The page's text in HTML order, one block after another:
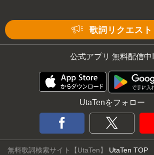
歌詞リクエスト
公式アプリ 無料配信中!
UtaTenをフォロー
無料歌詞検索サイト【UtaTen】 UtaTen TOP